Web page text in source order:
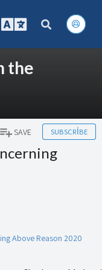
the
SAVE SUBSCRIBE
Above Reason 2020